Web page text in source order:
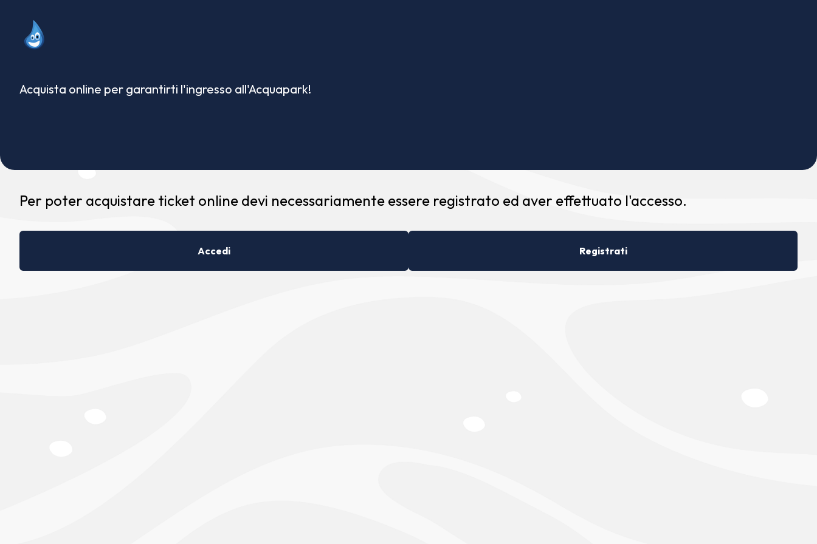
Acquista online per garantirti l'ingresso all'Acquapark!
Per poter acquistare ticket online devi necessariamente essere registrato ed aver effettuato l'accesso.
Accedi Registrati